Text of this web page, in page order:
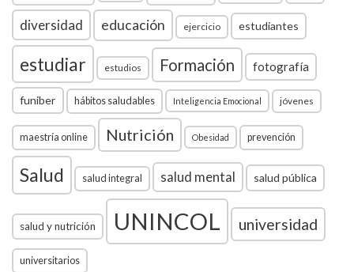
diversidad educación ejercicio estudiantes
estudiar estudios Formación fotografía
funiber hábitos saludables Inteligencia Emocional jóvenes
maestría online Nutrición Obesidad prevención
Salud salud integral salud mental salud pública
salud y nutrición UNINCOL universidad
universitarios